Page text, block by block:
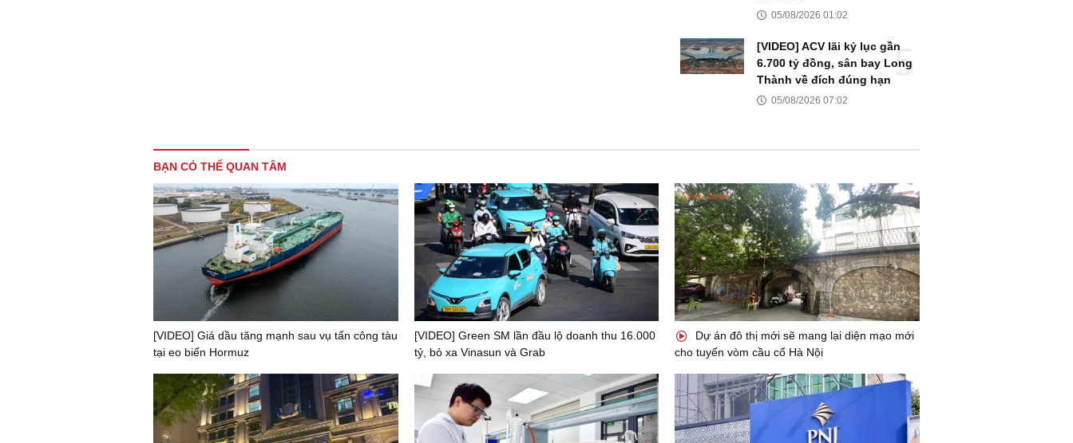
05/08/2026 01:02
[VIDEO] ACV lãi kỷ lục gần
6.700 tỷ đồng, sân bay Long
Thành về đích đúng hạn
05/08/2026 07:02
BẠN CÓ THỂ QUAN TÂM
[VIDEO] Giá dầu tăng mạnh sau vụ tấn công tàu
tại eo biển Hormuz
[VIDEO] Green SM lần đầu lộ doanh thu 16.000
tỷ, bỏ xa Vinasun và Grab
Dự án đô thị mới sẽ mang lại diện mạo mới
cho tuyến vòm cầu cổ Hà Nội